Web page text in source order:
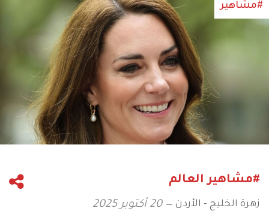
#مشاهير
#مشاهير العالم
زهرة الخليج - الأردن 20 أكتوبر 2025